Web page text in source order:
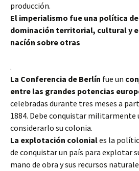
producción.
El imperialismo fue una política
dominación territorial, cultural y
nacíón sobre otras
.
La Conferencia de Berlín fue un
entre las grandes potencias
celebradas durante tres meses a
1884. Debe conquistar militarmente
considerarlo su colonia.
La explotación coloniales la
de conquistar un país para explotar
mano de obra y sus recursos